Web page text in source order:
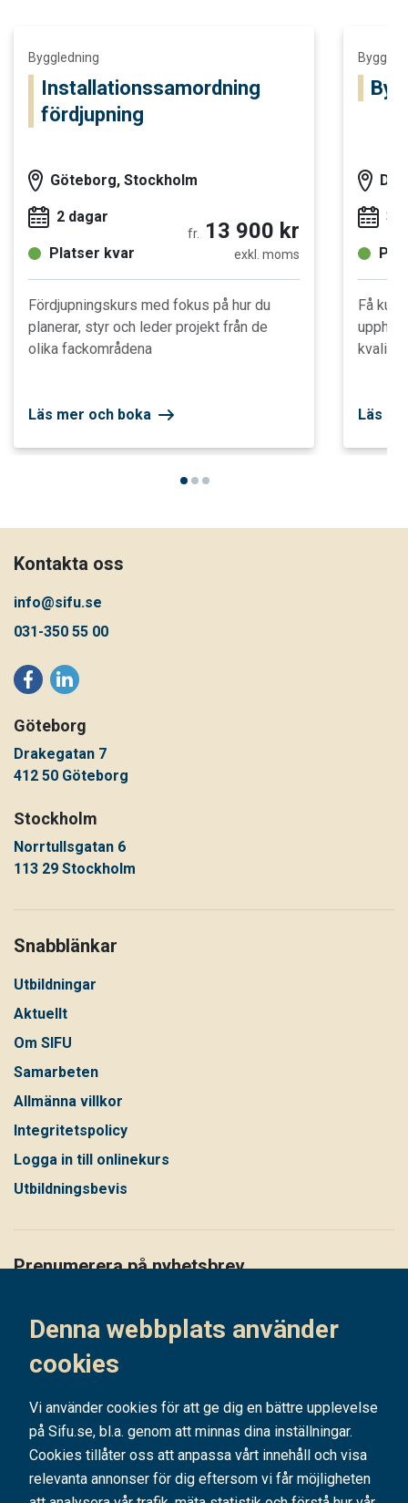
Denna webbplats använder
cookies
Vi använder cookies för att ge dig en bättre upplevelse
på Sifu.se, bl.a. genom att minnas dina inställningar.
Cookies tillåter oss att anpassa vårt innehåll och visa
relevanta annonser för dig eftersom vi får möjligheten
Byggledning
Installationssamordning
fördjupning
Göteborg, Stockholm
2 dagar
Platser kvar
fr. 13 900 kr
exkl. moms
Fördjupningskurs med fokus på hur du
planerar, styr och leder projekt från de
olika fackområdena
Läs mer och boka
3
Få
Läs
Kontakta oss
info@sifu.se
031-350 55 00
Göteborg
Drakegatan 7
412 50 Göteborg
Stockholm
Norrtullsgatan 6
113 29 Stockholm
Snabblänkar
Utbildningar
Aktuellt
Om SIFU
Samarbeten
Allmänna villkor
Integritetspolicy
Logga in till onlinekurs
Utbildningsbevis
Prenumerera på nyhetsbrev
Prenumerera